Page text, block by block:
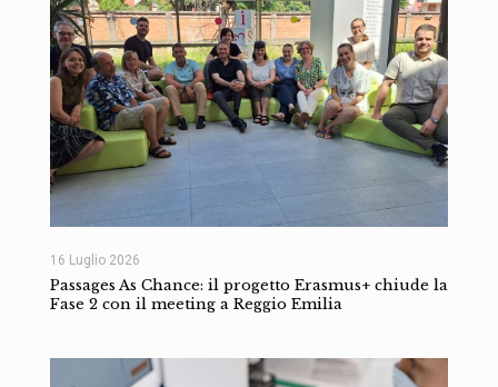
16 Luglio 2026
Passages As Chance: il progetto Erasmus+ chiude la
Fase 2 con il meeting a Reggio Emilia